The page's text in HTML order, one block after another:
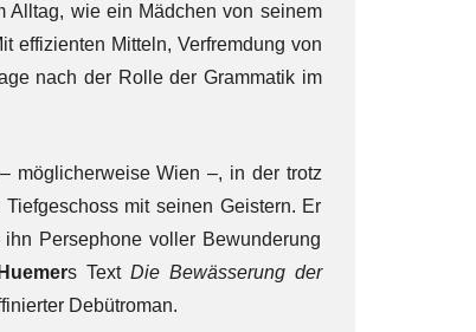
Alltag, wie ein Mädchen von seinem
effizienten Mitteln, Verfremdung von
nach der Rolle der Grammatik im
möglicherweise Wien –, in der trotz
mit seinen Geistern. Er
Persephone voller Bewunderung
s Text Die Bewässerung der
Debütroman.